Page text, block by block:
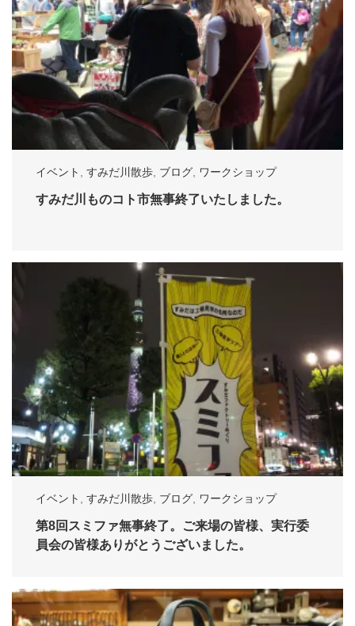
イベント , すみだ川散歩, ブログ, ワークショップ
すみだ川ものコト市無事終了いたしました。
イベント すみだ川散歩 ブログ ワークショップ
第8回スミファ無事終了。ご来場の皆様、実行委
員会の皆様ありがとうございました。